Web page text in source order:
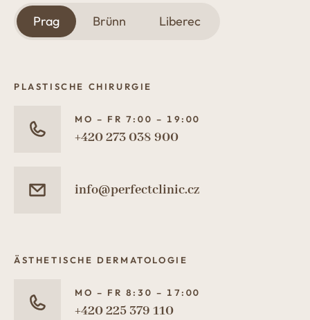
Prag Brünn Liberec
PLASTISCHE CHIRURGIE
MO – FR 7:00 – 19:00
+420 273 038 900
info@perfectclinic.cz
ÄSTHETISCHE DERMATOLOGIE
MO – FR 8:30 – 17:00
+420 225 379 110